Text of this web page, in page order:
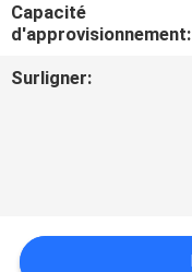
CONTACTEZ-
NOUS
Capacité
d'approvisionnement:
Surligner: